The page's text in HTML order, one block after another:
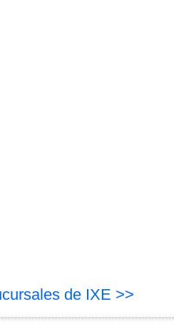
de IXE >>